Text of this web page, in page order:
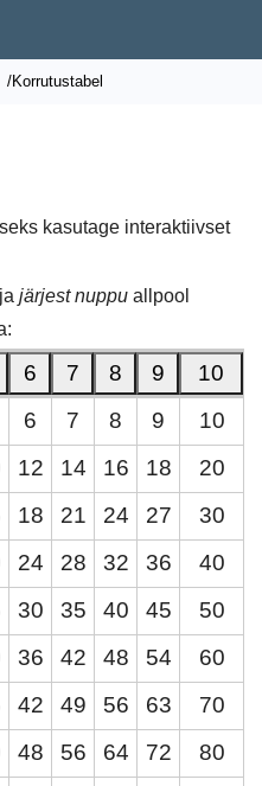
/Korrutustabel
kasutage interaktiivset
ja järjest nuppu allpool
6 7 8 9
10
6 7 8 9
10
12 14 16 18
20
18 21 24 27
30
24 28 32 36
40
30 35 40 45
50
36 42 48 54
60
42 49 56 63
70
48 56 64 72
80